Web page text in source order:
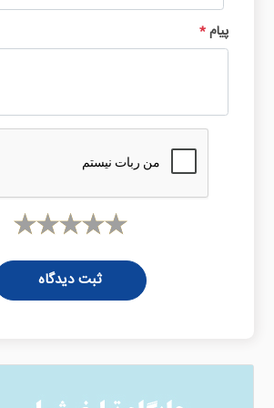
پیام*
ثبت دیدگاه